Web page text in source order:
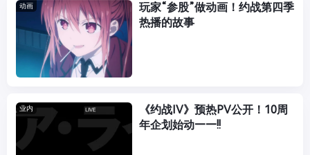
动画
玩家“参股”做动画！约战第四季
热播的故事
业内
《约战IV》预热PV公开！10周
年企划始动——!!